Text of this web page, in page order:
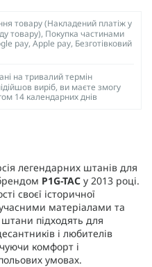
товару (Накладений платіж у
товару), Покупка частинами
pay, Apple pay, Безготівковий
на тривалий термін
виріб, ви маєте змогу
14 календарних днів
легендарних штанів для
P1G-TAC у 2013 році.
своєї історичної
матеріалами та
підходять для
і любителів
комфорт і
умовах.